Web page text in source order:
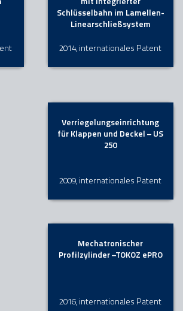
mit integrierter
Schlüsselbahn im Lamellen-
Linearschließsystem
2014, internationales Patent
Verriegelungseinrichtung
für Klappen und Deckel – US
250
2009, internationales Patent
Mechatronischer
Profilzylinder –TOKOZ ePRO
2016, internationales Patent